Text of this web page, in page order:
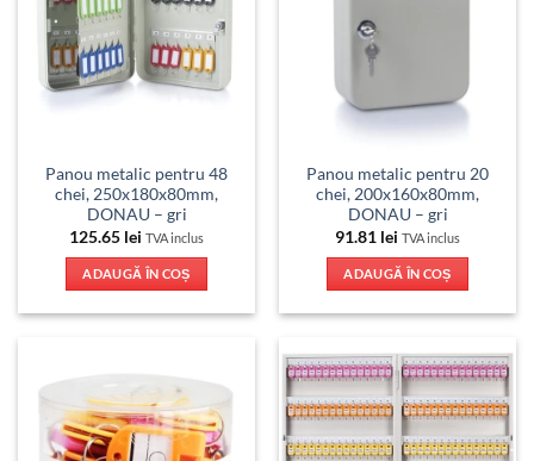
Panou metalic pentru 48
chei, 250x180x80mm,
DONAU – gri
125.65 lei TVA inclus
ADAUGĂ ÎN COȘ
Panou metalic pentru 20
chei, 200x160x80mm,
DONAU – gri
91.81 lei TVA inclus
ADAUGĂ ÎN COȘ